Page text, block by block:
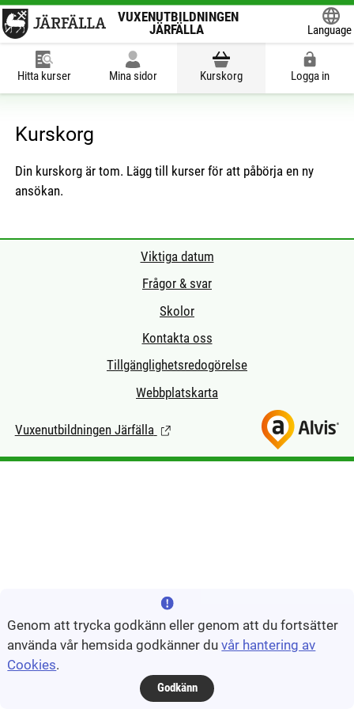
VUXENUTBILDNINGEN
JÄRFÄLLA
Language
Hitta kurser Mina sidor Kurskorg Logga in
Kurskorg
Din kurskorg är tom. Lägg till kurser för att påbörja en ny
ansökan.
Viktiga datum
Frågor & svar
Skolor
Kontakta oss
Tillgänglighetsredogörelse
Webbplatskarta
Vuxenutbildningen Järfälla (Länk till extern sida.)
Genom att trycka godkänn eller genom att du fortsätter
använda vår hemsida godkänner duvår hantering av
Cookies.
Godkänn